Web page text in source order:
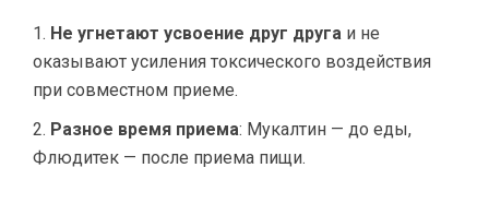
Не угнетают усвоение друг друга и не
оказывают усиления токсического воздействия
при совместном приеме.
Разное время приема: Мукалтин — до еды,
Флюдитек — после приема пищи.